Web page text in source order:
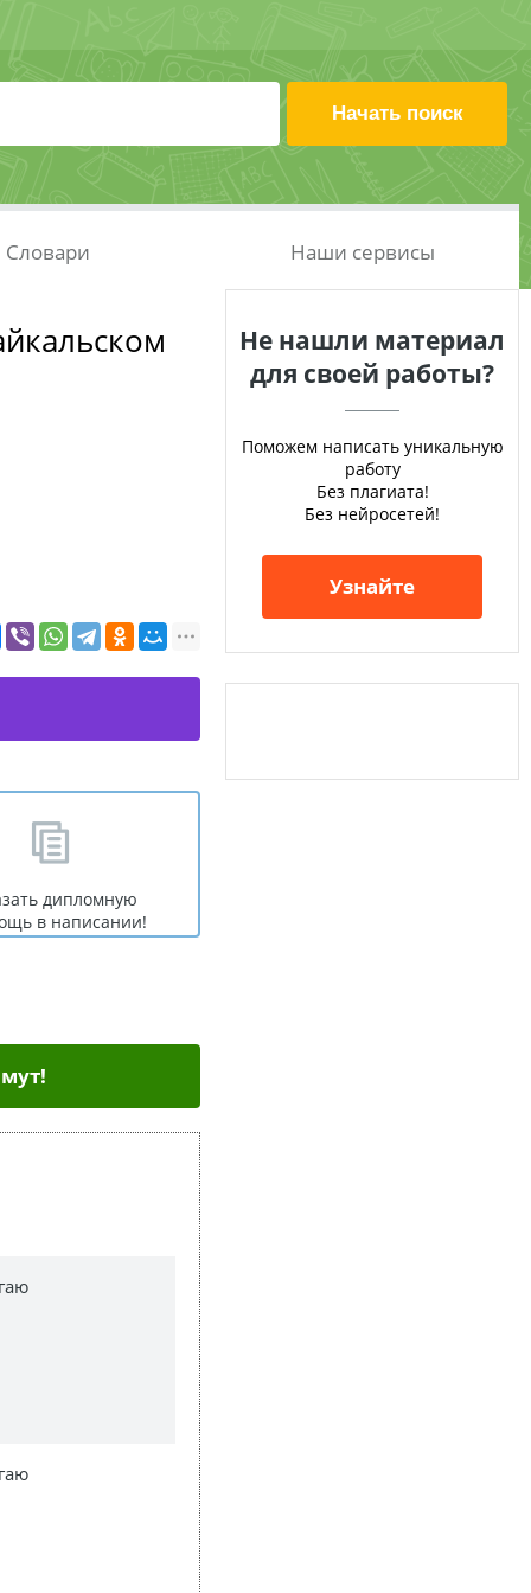
Словари Наши сервисы
дипломную
в написании!
Не нашли материал
для своей работы?
Поможем написать уникальную
работу
Без плагиата!
Без нейросетей!
Узнайте